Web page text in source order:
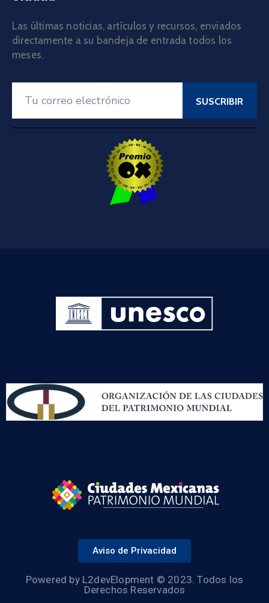
Las últimas noticias, artículos y recursos, enviados
directamente a su bandeja de entrada todos los
meses.
Aviso de Privacidad
Powered by L2devElopment © 2023. Todos los
Derechos Reservados